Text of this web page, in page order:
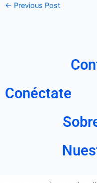
← Previous Post
Conéctate